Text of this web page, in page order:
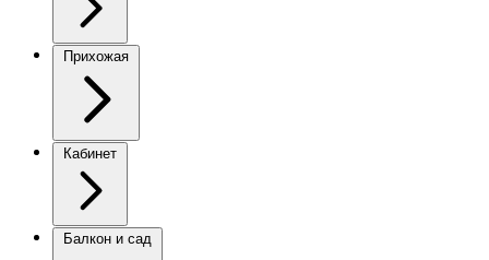
Прихожая
Кабинет
Балкон и сад